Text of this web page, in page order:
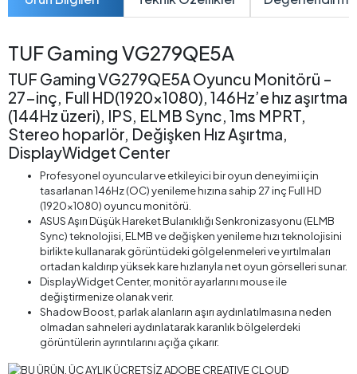
TUF Gaming VG279QE5A
TUF Gaming VG279QE5A Oyuncu Monitörü –
27-inç, Full HD(1920x1080), 146Hz’e hız aşırtma
(144Hz üzeri), IPS, ELMB Sync, 1ms MPRT,
Stereo hoparlör, Değişken Hız Aşırtma,
DisplayWidget Center
Profesyonel oyuncular ve etkileyici bir oyun deneyimi için
tasarlanan 146Hz (OC) yenileme hızına sahip 27 inç Full HD
(1920x1080) oyuncu monitörü.
ASUS Aşırı Düşük Hareket Bulanıklığı Senkronizasyonu (ELMB
Sync) teknolojisi, ELMB ve değişken yenileme hızı teknolojisini
birlikte kullanarak görüntüdeki gölgelenmeleri ve yırtılmaları
ortadan kaldırıp yüksek kare hızlarıyla net oyun görselleri sunar.
DisplayWidget Center, monitör ayarlarını mouse ile
değiştirmenize olanak verir.
Shadow Boost, parlak alanların aşırı aydınlatılmasına neden
olmadan sahneleri aydınlatarak karanlık bölgelerdeki
görüntülerin ayrıntılarını açığa çıkarır.